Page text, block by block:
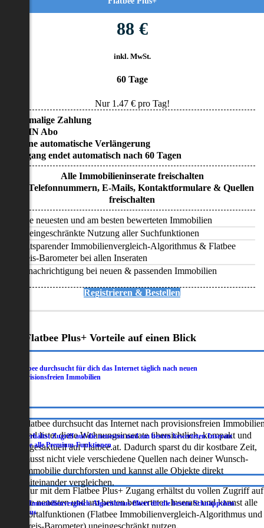
88 €
inkl. MwSt.
60 Tage
Nur 1.47€ pro Tag!
• Einmalige Zahlung
• KEIN Abo
• Keine automatische Verlängerung
• Zugang endet automatisch nach 60 Tagen
Alle Immobilieninserate freischalten
Alle Telefonnummern, E-Mails, Kontaktformulare & Quellen
freischalten
Alle neuesten und am besten bewerteten Immobilien
Uneingeschränkte Nutzung aller Suchfunktionen
Zeitsparender Immobilienvergleich-Algorithmus & Flatbee
Preis-Barometer bei allen Inseraten
Benachrichtigung bei neuen & passenden Immobilien
Registrieren & Bestellen
Flatbee Plus+ Vorteile auf einen Blick
Flatbee durchsucht für dich das Internet täglich nach neuen
provisionsfreien Immobilien
Flatbee durchsucht das Internet nach provisionsfreien
und listet diese Wohnungsinserate übersichtlich, kompakt und
tagesaktuell auf Flatbee.at. Dadurch sparst du dir kostbare Zeit,
musst nicht viele verschiedene Quellen nach deiner Wunsch-
Immobilie durchforsten und kannst alle Objekte direkt
miteinander vergleichen.
Du erhältst Zugriff auf die neuesten und am besten bewerteten Inserate
sowie alle Premium-Funktionen
Nur mit dem Flatbee Plus+ Zugang erhältst du vollen Zugriff auf
die neuesten und am besten bewerteten Inserate und kannst alle
Portalfunktionen (Flatbee Immobilienvergleich-Algorithmus und
Der Immobilienvergleich-Algorithmus filtert dir die besten Schnäppchen
heraus